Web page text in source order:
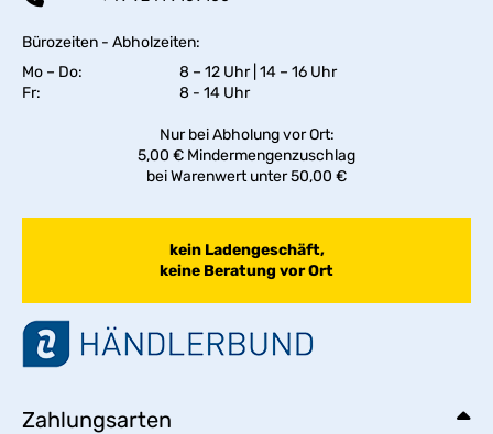
Bürozeiten - Abholzeiten:
Mo – Do:
8 – 12 Uhr | 14 – 16 Uhr
Fr:
8 - 14 Uhr
Nur bei Abholung vor Ort:
5,00 € Mindermengenzuschlag
bei Warenwert unter 50,00 €
kein Ladengeschäft,
keine Beratung vor Ort
Zahlungsarten